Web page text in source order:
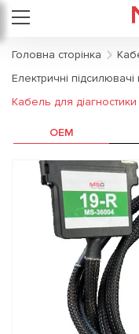
Головна сторінка
Електричні
Кабель для
OEM